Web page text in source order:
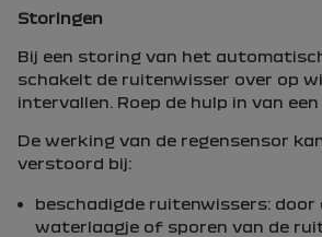
Storingen
Bij een storing van het
schakelt de ruitenwisser over op
intervallen. Roep de hulp in van een
De werking van de regensensor
verstoord bij:
beschadigde ruitenwissers: door
waterlaagje of sporen van de